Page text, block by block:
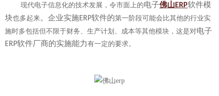
现代电子信息化的技术发展，令市面上的电子佛山 ERP软件模
块也多起来。企业实施ERP软件的第一阶段可能会比其他的行业实
施时多包括但不限于财务、生产计划、成本等其他模块，这是对电子
ERP软件厂商的实施能力有一定的要求。